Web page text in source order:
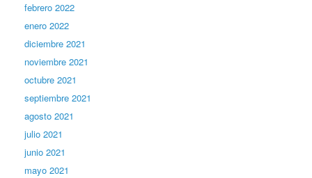
febrero 2022
enero 2022
diciembre 2021
noviembre 2021
octubre 2021
septiembre 2021
agosto 2021
julio 2021
junio 2021
mayo 2021